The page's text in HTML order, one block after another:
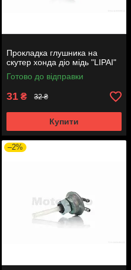
Прокладка глушника на
скутер хонда діо мідь "LIPAI"
Готово до відправки
31 ₴ 32 ₴
Купити
–2%